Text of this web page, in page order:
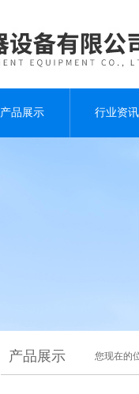
产品展示 行业资讯
产品展示 您现在的